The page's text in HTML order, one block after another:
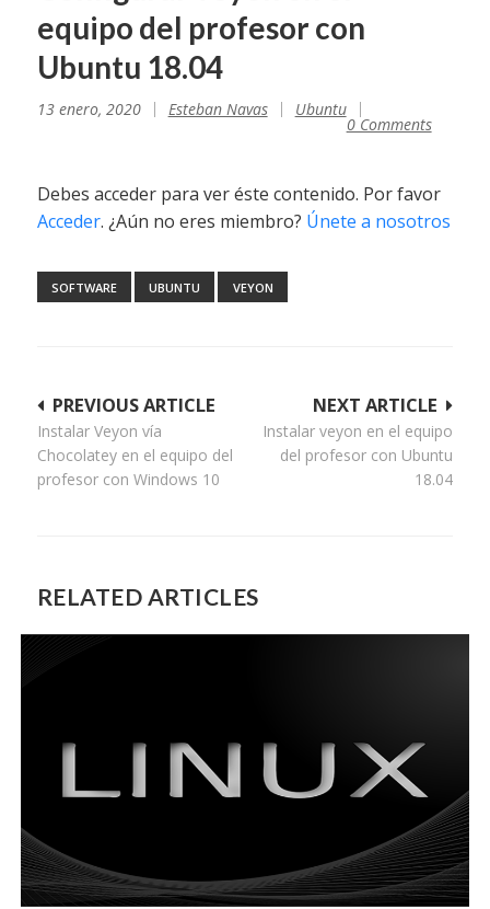
equipo del profesor con
Ubuntu 18.04
13 enero, 2020 Esteban Navas Ubuntu
0 Comments
Debes acceder para ver éste contenido. Por favor
Acceder. ¿Aún no eres miembro? Únete a nosotros
SOFTWARE UBUNTU VEYON
Navegación
de
entradas
NEXT ARTICLE
Instalar veyon en el equipo
del profesor con Ubuntu
18.04
PREVIOUS ARTICLE
Instalar Veyon vía
Chocolatey en el equipo del
profesor con Windows 10
RELATED ARTICLES